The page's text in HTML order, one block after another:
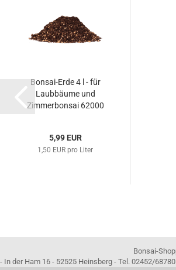
Bonsai-Erde 4 l - für
Laubbäume und
Zimmerbonsai 62000
5,99 EUR
1,50 EUR pro Liter
Bonsai-Shopping - Heike
- In der Ham 16 - 52525 Heinsberg - Tel. 02452/